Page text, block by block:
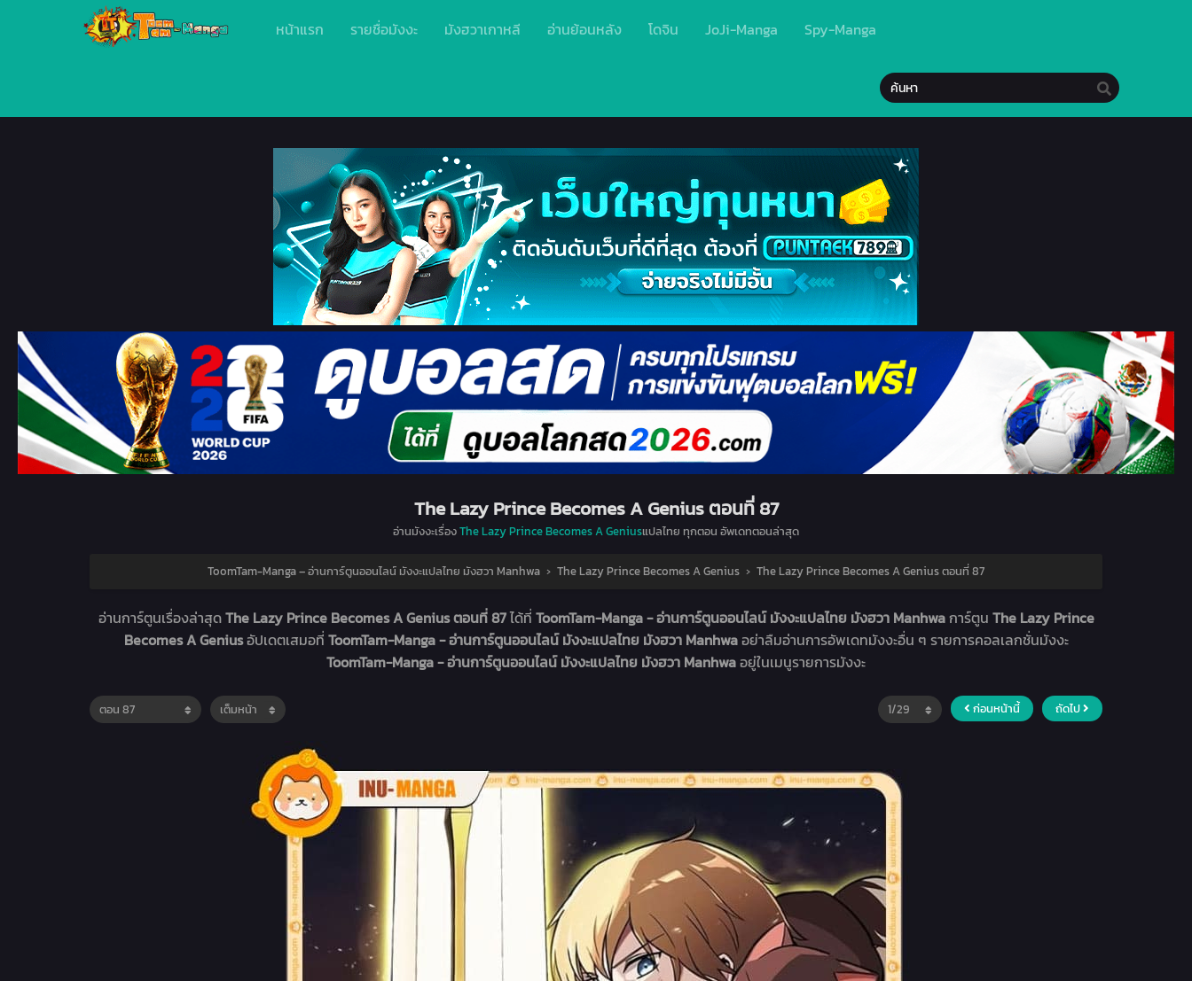
หน้าแรก รายชื่อมังงะ มังฮวาเกาหลี อ่านย้อนหลัง โดจิน JoJi-Manga Spy-Manga
The Lazy Prince Becomes A Genius ตอนที่ 87
อ่านมังงะเรื่องThe Lazy Prince Becomes A Geniusแปลไทย ทุกตอน อัพเดทตอนล่าสุด
ToomTam-Manga – อ่านการ์ตูนออนไลน์ มังงะแปลไทย มังฮวา Manhwa › The Lazy Prince Becomes A Genius › The Lazy Prince Becomes A Genius ตอนที่ 87
อ่านการ์ตูนเรื่องล่าสุดThe Lazy Prince Becomes A Genius ตอนที่ 87ได้ที่ ToomTam-Manga - อ่านการ์ตูนออนไลน์ มังงะแปลไทย มังฮวา Manhwaการ์ตูน The Lazy Prince
Becomes A Geniusอัปเดตเสมอที่ ToomTam-Manga - อ่านการ์ตูนออนไลน์ มังงะแปลไทย มังฮวา Manhwaอย่าลืมอ่านการอัพเดทมังงะอื่น ๆ รายการคอลเลกชั่นมังงะ
ToomTam-Manga - อ่านการ์ตูนออนไลน์ มังงะแปลไทย มังฮวา Manhwaอยู่ในเมนูรายการมังงะ
ก่อนหน้านี้ ถัดไป